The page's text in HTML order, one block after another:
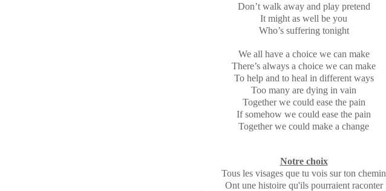
Don’t walk away and play pretend
It might as well be you
Who’s suffering tonight
We all have a choice we can make
There’s always a choice we can make
To help and to heal in different ways
Too many are dying in vain
Together we could ease the pain
If somehow we could ease the pain
Together we could make a change
Notre choix
Tous les visages que tu vois sur ton chemin
Ont une histoire qu'ils pourraient raconter